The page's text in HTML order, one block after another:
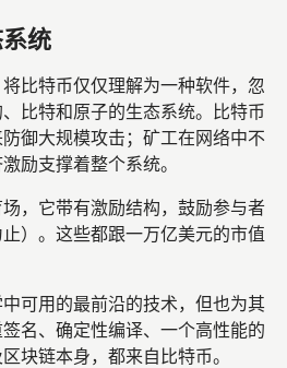
统
比特币仅仅理解为一种软件，忽
比特和原子的生态系统。比特币
御大规模攻击；矿工在网络中不
励支撑着整个系统。
，它带有激励结构，鼓励参与者
）。这些都跟一万亿美元的市值
可用的最前沿的技术，但也为其
名、确定性编译、一个高性能的
块链本身，都来自比特币。